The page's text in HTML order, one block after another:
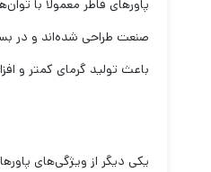
باعث تولید گرمای کمتر و
یکی دیگر از ویژگی‌های